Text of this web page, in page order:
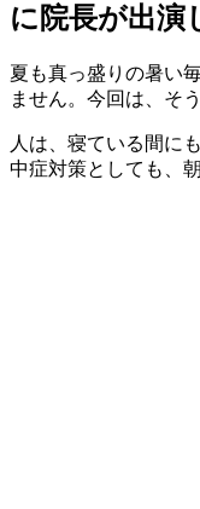
に院長が出演
夏も真っ盛りの暑い
ません。今回は、そ
人は、寝ている間に
中症対策としても、